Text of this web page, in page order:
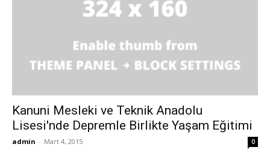
Kanuni Mesleki ve Teknik Anadolu
Lisesi'nde Depremle Birlikte Yaşam Eğitimi
admin - Mart 4, 2015 0